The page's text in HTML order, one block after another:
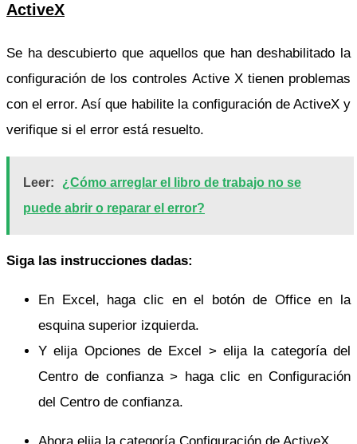
ActiveX
Se ha descubierto que aquellos que han deshabilitado la
configuración de los controles Active X tienen problemas
con el error. Así que habilite la configuración de ActiveX y
verifique si el error está resuelto.
Leer:
¿Cómo arreglar el libro de trabajo no se
puede abrir o reparar el error?
Siga las instrucciones dadas:
En Excel, haga clic en el botón de Office en la
esquina superior izquierda.
Y elija Opciones de Excel > elija la categoría del
Centro de confianza > haga clic en Configuración
del Centro de confianza.